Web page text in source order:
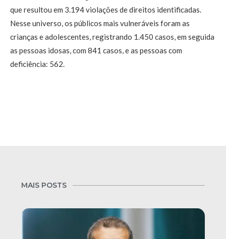
que resultou em 3.194 violações de direitos identificadas.
Nesse universo, os públicos mais vulneráveis foram as
crianças e adolescentes, registrando 1.450 casos, em seguida
as pessoas idosas, com 841 casos, e as pessoas com
deficiência: 562.
MAIS POSTS